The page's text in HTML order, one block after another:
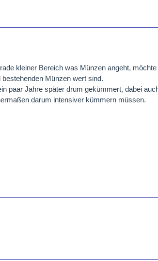
kleiner Bereich was Münzen angeht,
Münzen wert sind.
paar Jahre später drum gekümmert, dabei
darum intensiver kümmern müssen.